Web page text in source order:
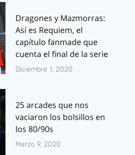
Dragones y Mazmorras:
Así es Requiem, el
capítulo fanmade que
cuenta el final de la serie
Diciembre 1, 2020
25 arcades que nos
vaciaron los bolsillos en
los 80/90s
Marzo 9, 2020